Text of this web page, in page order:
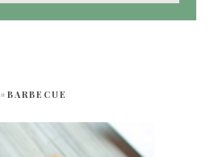
#BARBECUE